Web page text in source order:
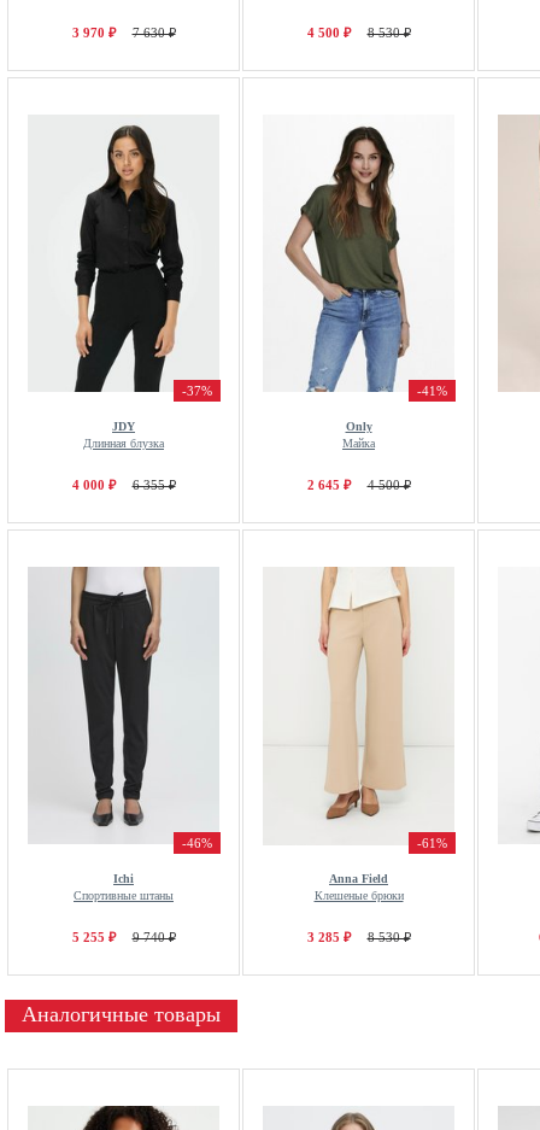
3 970 ₽ 7 630 ₽ 4 500 ₽ 8 530 ₽
-37%
JDY
Длинная блузка
4 000 ₽ 6 355 ₽
-41%
Only
Майка
2 645 ₽ 4 500 ₽
-46%
Ichi
Спортивные штаны
5 255 ₽ 9 740 ₽
-61%
Anna Field
Клешеные брюки
3 285 ₽ 8 530 ₽
Аналогичные товары